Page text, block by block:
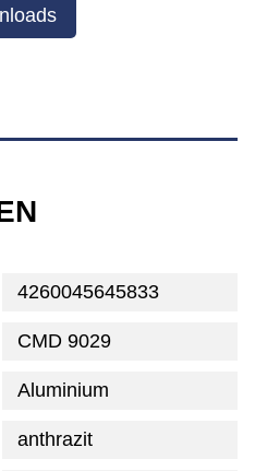
4260045645833
CMD 9029
Aluminium
anthrazit